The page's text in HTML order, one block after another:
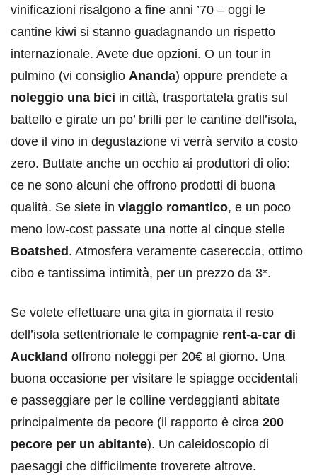
vinificazioni risalgono a fine anni ’70 – oggi le
cantine kiwi si stanno guadagnando un rispetto
internazionale. Avete due opzioni. O un tour in
pulmino (vi consiglio Ananda) oppure prendete a
noleggio una bici in città, trasportatela gratis sul
battello e girate un po’ brilli per le cantine dell’isola,
dove il vino in degustazione vi verrà servito a costo
zero. Buttate anche un occhio ai produttori di olio:
ce ne sono alcuni che offrono prodotti di buona
qualità. Se siete in viaggio romantico, e un poco
meno low-cost passate una notte al cinque stelle
Boatshed . Atmosfera veramente casereccia, ottimo
cibo e tantissima intimità, per un prezzo da 3*.
Se volete effettuare una gita in giornata il resto
dell’isola settentrionale le compagnie rent-a-car di
Auckland offrono noleggi per 20€ al giorno. Una
buona occasione per visitare le spiagge occidentali
e passeggiare per le colline verdeggianti abitate
principalmente da pecore (il rapporto è circa 200
pecore per un abitante). Un caleidoscopio di
paesaggi che difficilmente troverete altrove.